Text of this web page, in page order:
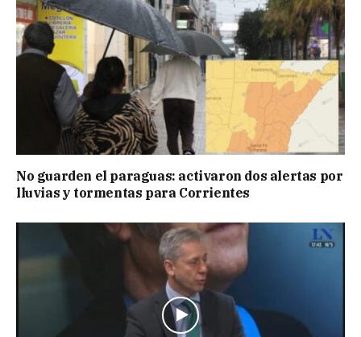
No guarden el paraguas: activaron dos alertas por
lluvias y tormentas para Corrientes